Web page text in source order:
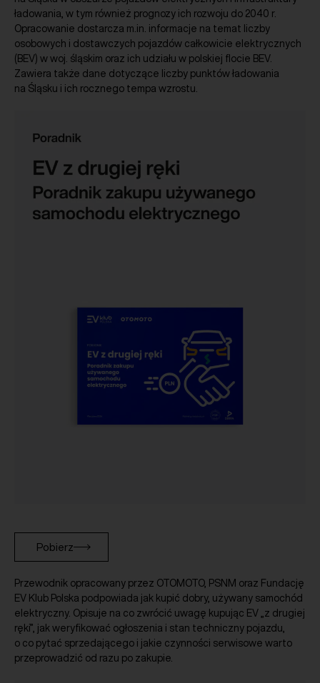
ładowania, w tym również prognozy ich rozwoju do 2040 r.
Opracowanie dostarcza m.in. informacje na temat liczby
osobowych i dostawczych pojazdów całkowicie elektrycznych
(BEV) w woj. śląskim oraz ich udziału w polskiej flocie BEV.
Zawiera także dane dotyczące liczby punktów ładowania
na Śląsku i ich rocznego tempa wzrostu.
Pobierz
Przewodnik opracowany przez OTOMOTO, PSNM oraz Fundację
EV Klub Polska podpowiada jak kupić dobry, używany samochód
elektryczny. Opisuje na co zwrócić uwagę kupując EV „z drugiej
ręki”, jak weryfikować ogłoszenia i stan techniczny pojazdu,
o co pytać sprzedającego i jakie czynności serwisowe warto
przeprowadzić od razu po zakupie.